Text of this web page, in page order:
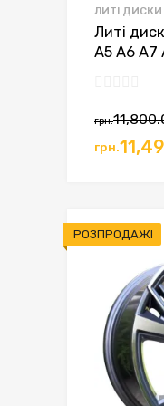
ЛИТІ ДИСКИ
Литі
A5 A6 A7
грн.
грн.
РОЗПРОДАЖ!